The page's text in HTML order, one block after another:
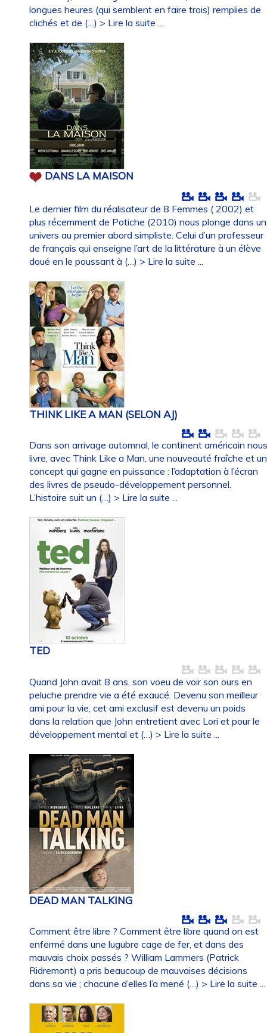
longues heures (qui semblent en faire trois) remplies de
clichés et de (…) > Lire la suite ...
DANS LA MAISON
Le dernier film du réalisateur de 8 Femmes ( 2002) et
plus récemment de Potiche (2010) nous plonge dans un
univers au premier abord simpliste. Celui d’un professeur
de français qui enseigne l’art de la littérature à un élève
doué en le poussant à (…) > Lire la suite ...
THINK LIKE A MAN (SELON AJ)
Dans son arrivage automnal, le continent américain
livre, avec Think Like a Man, une nouveauté fraîche et un
concept qui gagne en puissance : l’adaptation à l’écran
des livres de pseudo-développement personnel.
L’histoire suit un (…) > Lire la suite ...
TED
Quand John avait 8 ans, son voeu de voir son ours en
peluche prendre vie a été exaucé. Devenu son meilleur
ami pour la vie, cet ami exclusif est devenu un poids
dans la relation que John entretient avec Lori et pour le
développement mental et (…) > Lire la suite ...
DEAD MAN TALKING
Comment être libre ? Comment être libre quand on est
enfermé dans une lugubre cage de fer, et dans des
mauvais choix passés ? William Lammers (Patrick
Ridremont) a pris beaucoup de mauvaises décisions
dans sa vie ; chacune d’elles l’a mené (…) > Lire la suite ...